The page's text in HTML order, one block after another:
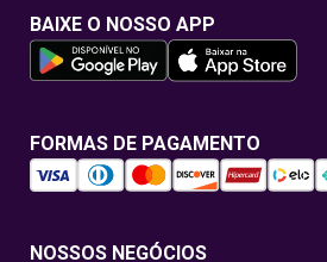
BAIXE O NOSSO APP
FORMAS DE PAGAMENTO
NOSSOS NEGÓCIOS